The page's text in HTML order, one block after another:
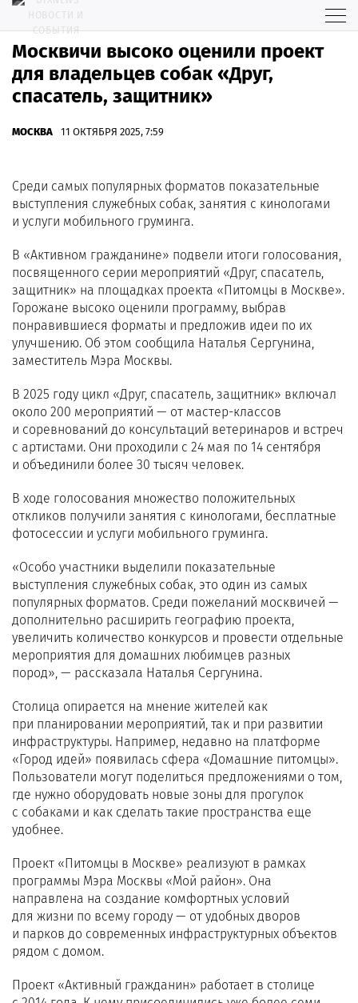
Москвичи высоко оценили проект
для владельцев собак «Друг,
спасатель, защитник»
МОСКВА 11 ОКТЯБРЯ 2025, 7:59
Среди самых популярных форматов показательные
выступления служебных собак, занятия с кинологами
и услуги мобильного груминга.
В «Активном гражданине» подвели итоги голосования,
посвященного серии мероприятий «Друг, спасатель,
защитник» на площадках проекта «Питомцы в Москве».
Горожане высоко оценили программу, выбрав
понравившиеся форматы и предложив идеи по их
улучшению. Об этом сообщила Наталья Сергунина,
заместитель Мэра Москвы.
В 2025 году цикл «Друг, спасатель, защитник» включал
около 200 мероприятий — от мастер-классов
и соревнований до консультаций ветеринаров и встреч
с артистами. Они проходили с 24 мая по 14 сентября
и объединили более 30 тысяч человек.
В ходе голосования множество положительных
откликов получили занятия с кинологами, бесплатные
фотосессии и услуги мобильного груминга.
«Особо участники выделили показательные
выступления служебных собак, это один из самых
популярных форматов. Среди пожеланий москвичей —
дополнительно расширить географию проекта,
увеличить количество конкурсов и провести отдельные
мероприятия для домашних любимцев разных
пород», — рассказала Наталья Сергунина.
Столица опирается на мнение жителей как
при планировании мероприятий, так и при развитии
инфраструктуры. Например, недавно на платформе
«Город идей» появилась сфера «Домашние питомцы».
Пользователи могут поделиться предложениями о том,
где нужно оборудовать новые зоны для прогулок
с собаками и как сделать такие пространства еще
удобнее.
Проект «Питомцы в Москве» реализуют в рамках
программы Мэра Москвы «Мой район». Она
направлена на создание комфортных условий
для жизни по всему городу — от удобных дворов
и парков до современных инфраструктурных объектов
рядом с домом.
Проект «Активный гражданин» работает в столице